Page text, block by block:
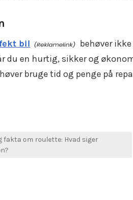
bil behøver
du en hurtig, sikker og
bruge tid og penge på
fakta om roulette: Hvad siger